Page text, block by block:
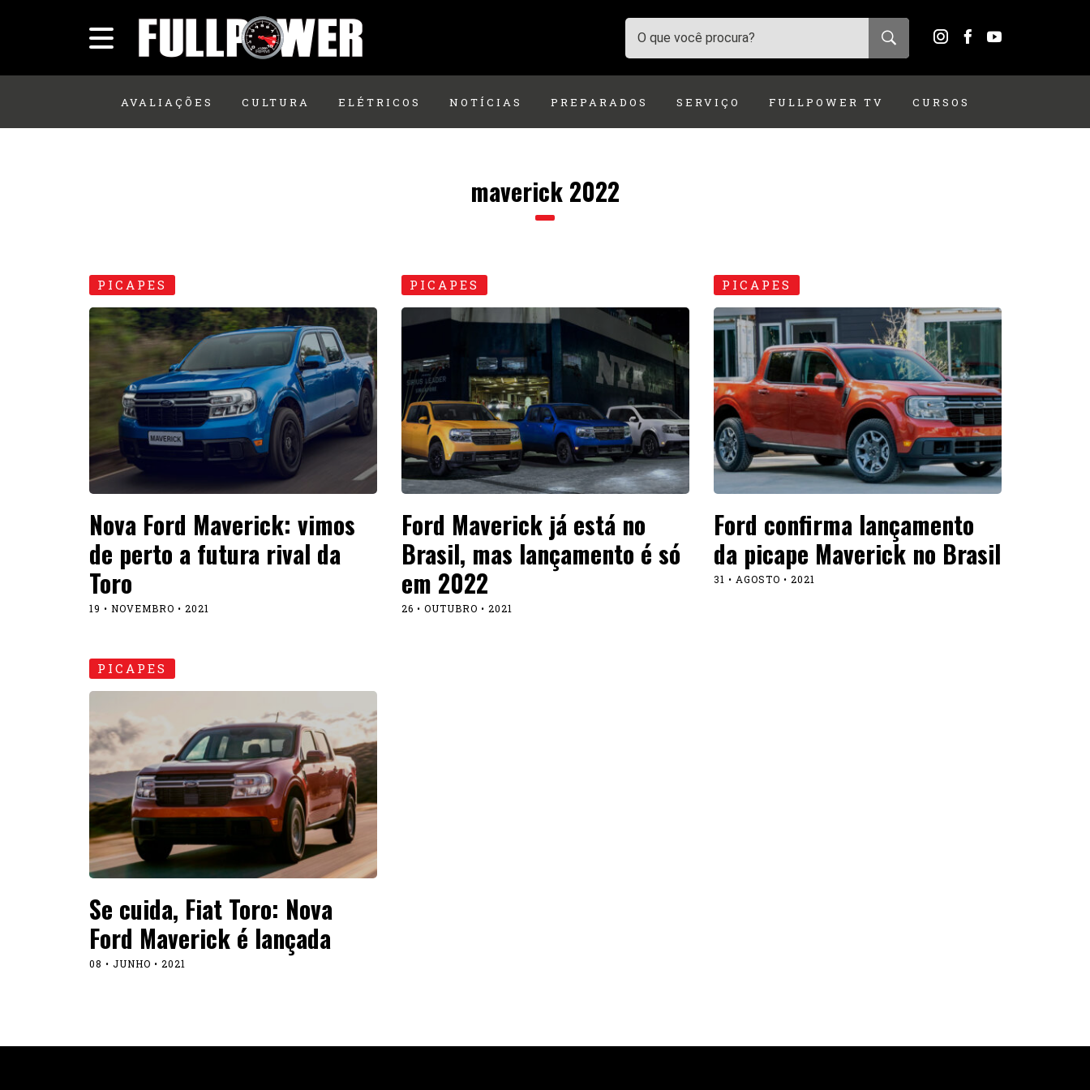
AVALIAÇÕES CULTURA ELÉTRICOS NOTÍCIAS PREPARADOS SERVIÇO FULLPOWER TV CURSOS
maverick 2022
PICAPES
Nova Ford Maverick: vimos
de perto a futura rival da
Toro
19 • NOVEMBRO • 2021
PICAPES
Ford Maverick já está no
Brasil, mas lançamento é só
em 2022
26 • OUTUBRO • 2021
PICAPES
Ford confirma lançamento
da picape Maverick no Brasil
31 • AGOSTO • 2021
PICAPES
Se cuida, Fiat Toro: Nova
Ford Maverick é lançada
08 • JUNHO • 2021